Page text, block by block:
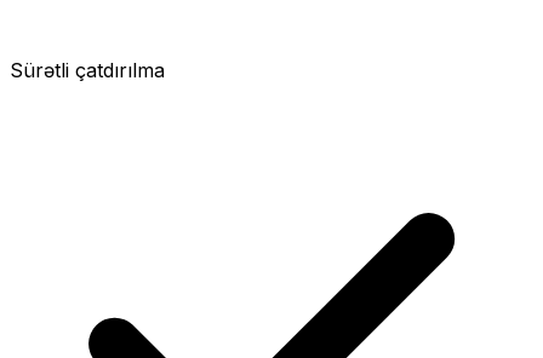
Sürətli çatdırılma